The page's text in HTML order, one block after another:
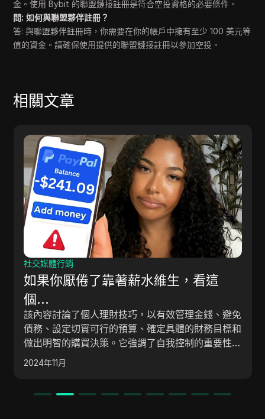
金。使用 Bybit 的聯盟鏈接註冊是符合空投資格的必要條件。
問: 如何與聯盟夥伴註冊？
答: 與聯盟夥伴註冊時，你需要在你的帳戶中擁有至少 100 美元等
值的資金。請確保使用提供的聯盟鏈接註冊以參加空投。
相關文章
社交媒體行銷
如果你厭倦了靠著薪水維生，看這
個…
該內容討論了個人理財技巧，以有效管理金錢、避免
債務、設定切實可行的預算、確定具體的財務目標和
做出明智的購買決策。它強調了自我控制的重要性，
擺脫信用卡債務，以及在購物時將品質置於數量之上
的投資。
2024年11月